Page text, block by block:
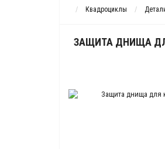
Квадроциклы
ЗАЩИТА ДНИЩА ДЛЯ